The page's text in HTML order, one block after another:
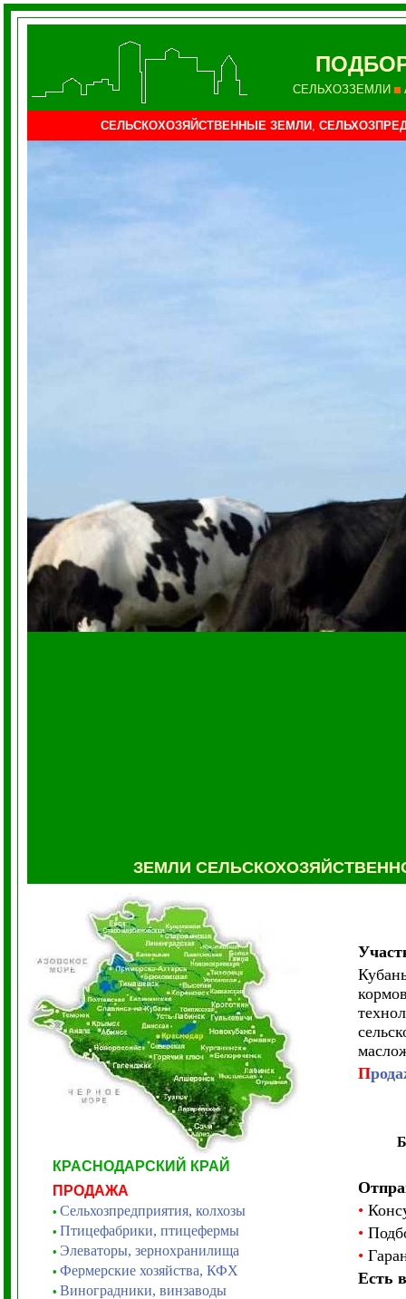
СЕЛЬХОЗЗЕМЛИ
СЕЛЬСКОХОЗЯЙСТВЕННЫЕ ЗЕМЛИ ,
ЗЕМЛИ
КРАСНОДАРСКИЙ КРАЙ
ПРОДАЖА
• Сельхозпредприятия, колхозы
• Птицефабрики, птицефермы
• Элеваторы, зернохранилища
• Фермерские хозяйства, КФХ
• Виноградники, винзаводы
П
•
•
•
Есть